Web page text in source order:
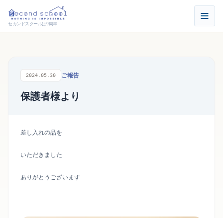
セカンドスクールは9周年
2024.05.30 ご報告
保護者様より
差し入れの品を
いただきました
ありがとうございます